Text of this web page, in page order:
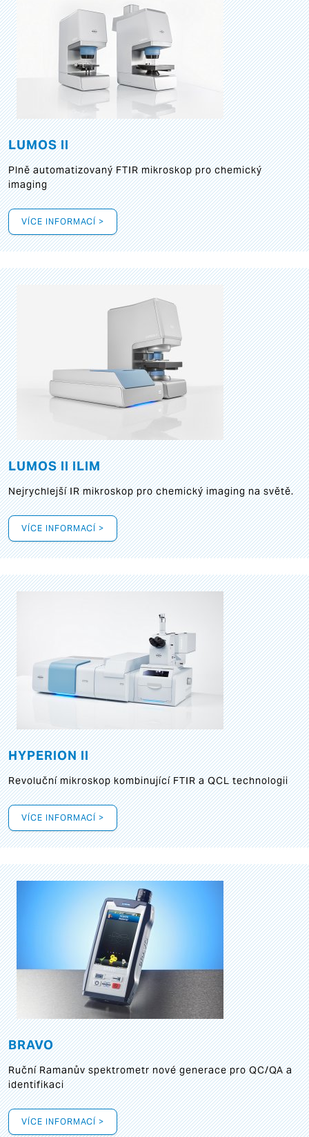
LUMOS II
Plně automatizovaný FTIR mikroskop pro chemický
imaging
VÍCE INFORMACÍ >
LUMOS II ILIM
Nejrychlejší IR mikroskop pro chemický imaging na světě.
VÍCE INFORMACÍ >
HYPERION II
Revoluční mikroskop kombinující FTIR a QCL technologii
VÍCE INFORMACÍ >
BRAVO
Ruční Ramanův spektrometr nové generace pro QC/QA a
identifikaci
VÍCE INFORMACÍ >